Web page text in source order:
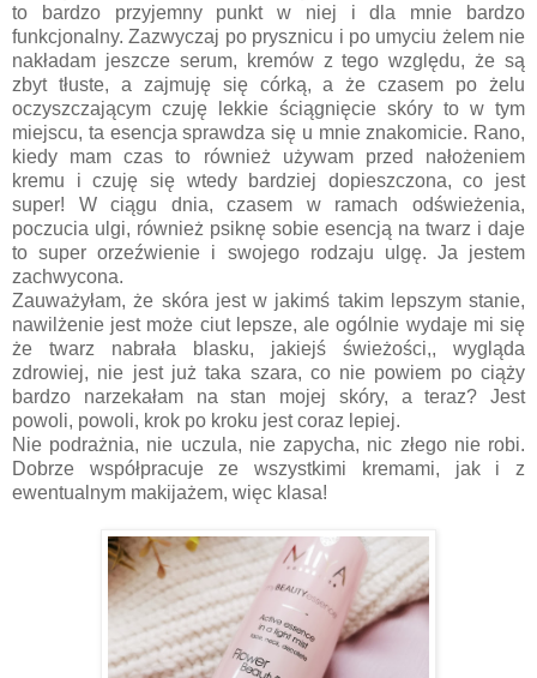
to bardzo przyjemny punkt w niej i dla mnie bardzo
funkcjonalny. Zazwyczaj po prysznicu i po umyciu żelem nie
nakładam jeszcze serum, kremów z tego względu, że są
zbyt tłuste, a zajmuję się córką, a że czasem po żelu
oczyszczającym czuję lekkie ściągnięcie skóry to w tym
miejscu, ta esencja sprawdza się u mnie znakomicie. Rano,
kiedy mam czas to również używam przed nałożeniem
kremu i czuję się wtedy bardziej dopieszczona, co jest
super! W ciągu dnia, czasem w ramach odświeżenia,
poczucia ulgi, również psiknę sobie esencją na twarz i daje
to super orzeźwienie i swojego rodzaju ulgę. Ja jestem
zachwycona.
Zauważyłam, że skóra jest w jakimś takim lepszym stanie,
nawilżenie jest może ciut lepsze, ale ogólnie wydaje mi się
że twarz nabrała blasku, jakiejś świeżości,, wygląda
zdrowiej, nie jest już taka szara, co nie powiem po ciąży
bardzo narzekałam na stan mojej skóry, a teraz? Jest
powoli, powoli, krok po kroku jest coraz lepiej.
Nie podrażnia, nie uczula, nie zapycha, nic złego nie robi.
Dobrze współpracuje ze wszystkimi kremami, jak i z
ewentualnym makijażem, więc klasa!